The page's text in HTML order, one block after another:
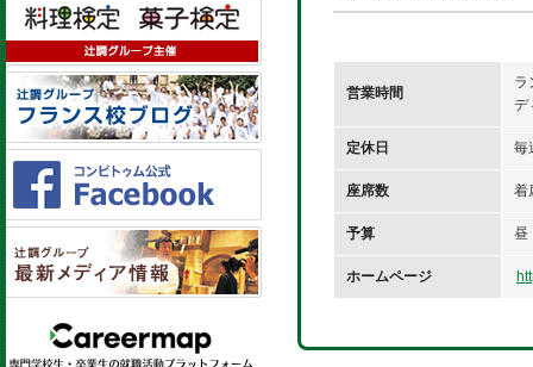
営業時間
デ
定休日 毎
座席数
予算 昼
ホームページ